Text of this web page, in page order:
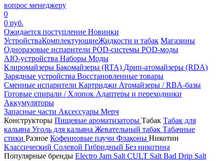
вопрос менеджеру
0
0 руб.
Ожидается поступление Новинки
УстройстваКомплектующиеЖидкости и табак Магазины
Одноразовые испарители POD-системы POD-моды
AIO-устройства Наборы Моды
Клиромайзеры Бакомайзеры (RTA) Дрип-атомайзеры (RDA)
Зарядные устройства Восстановленные товары
Сменные испарители Картриджи Атомайзеры / RBA-базы
Готовые спирали / Хлопок Адаптеры и переходники
Аккумуляторы
Запасные части Аксессуары Мерч
Конструкторы Пищевые ароматизаторы Табак Табак для
кальяна Уголь для кальяна Жевательный табак Табачные
стики Разное Кофеиновые паучи Флаконы Никотин
Классический Солевой Гибридный Без никотина
Популярные бренды Electro Jam Salt CULT Salt Bad Drip Salt